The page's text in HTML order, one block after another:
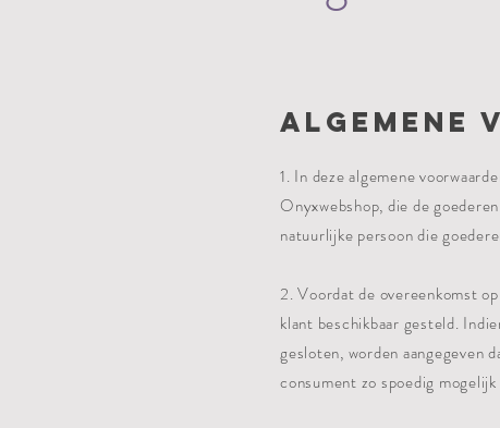
Algemene
1. In deze algemene
Onyxwebshop, die de
natuurlijke persoon die
2. Voordat de overeenkomst
klant beschikbaar gesteld.
gesloten, worden aangegeven
consument zo spoedig